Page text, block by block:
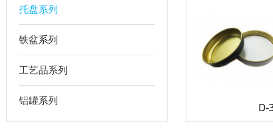
托盘系列
铁盆系列
工艺品系列
铝罐系列 D-